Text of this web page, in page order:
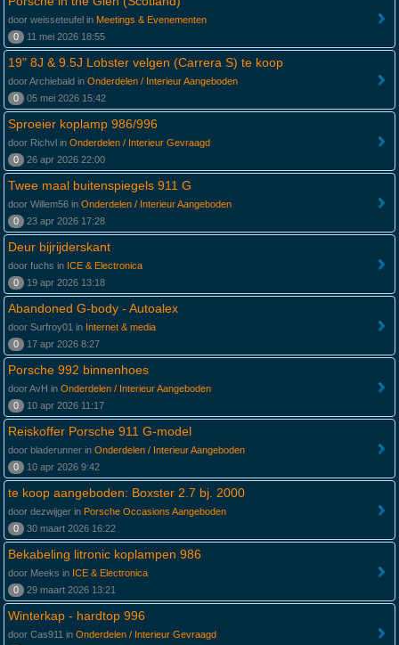
door weisseteufel in Meetings & Evenementen
0
11 mei 2026 18:55
19" 8J & 9.5J Lobster velgen (Carrera S) te koop
door Archiebald in Onderdelen / Interieur Aangeboden
0
05 mei 2026 15:42
Sproeier koplamp 986/996
door Richvl in Onderdelen / Interieur Gevraagd
0
26 apr 2026 22:00
Twee maal buitenspiegels 911 G
door Willem56 in Onderdelen / Interieur Aangeboden
0
23 apr 2026 17:28
Deur bijrijderskant
door fuchs in ICE & Electronica
0
19 apr 2026 13:18
Abandoned G-body - Autoalex
door Surfroy01 in Internet & media
0
17 apr 2026 8:27
Porsche 992 binnenhoes
door AvH in Onderdelen / Interieur Aangeboden
0
10 apr 2026 11:17
Reiskoffer Porsche 911 G-model
door bladerunner in Onderdelen / Interieur Aangeboden
0
10 apr 2026 9:42
te koop aangeboden: Boxster 2.7 bj. 2000
door dezwijger in Porsche Occasions Aangeboden
0
30 maart 2026 16:22
Bekabeling litronic koplampen 986
door Meeks in ICE & Electronica
0
29 maart 2026 13:21
Winterkap - hardtop 996
door Cas911 in Onderdelen / Interieur Gevraagd